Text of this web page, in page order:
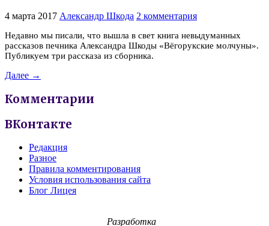
4 марта 2017 Александр Шкода 2 комментария
Недавно мы писали, что вышла в свет книга невыдуманных
рассказов печника Александра Шкоды «Вёгорукские молчуны».
Публикуем три рассказа из сборника.
Далее →
Комментарии
ВКонтакте
Редакция
Разное
Правила комментирования
Условия использования сайта
Блог Лицея
Разработка